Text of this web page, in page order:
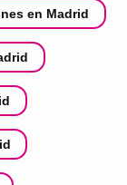
en Madrid